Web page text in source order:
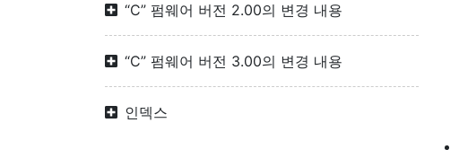
“C” 펌웨어 버전 2.00의 변경 내용
“C” 펌웨어 버전 3.00의 변경 내용
인덱스